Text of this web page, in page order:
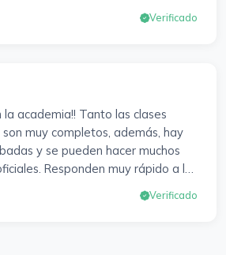
muy al día. Una experiencia
los sentidos.
Verificado
la academia!! Tanto las clases
muy completos, además, hay
y se pueden hacer muchos
Responden muy rápido a los
días hay seminarios. Lo vuelvo a
Verificado